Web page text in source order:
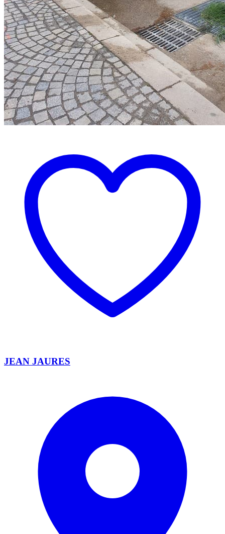
JEAN JAURES